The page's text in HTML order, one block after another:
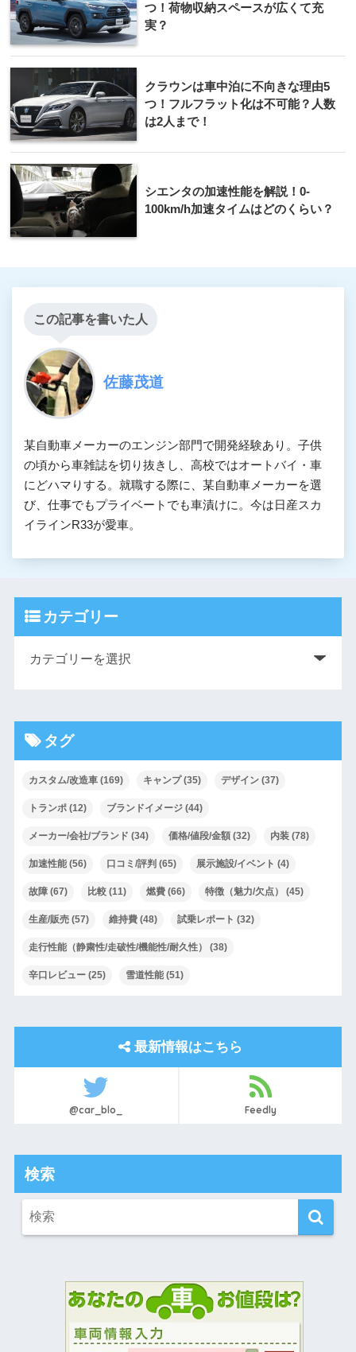
つ！荷物収納スペースが広くて充
実？
クラウンは車中泊に不向きな理由5
つ！フルフラット化は不可能？人数
は2人まで！
シエンタの加速性能を解説！0-
100km/h加速タイムはどのくらい？
この記事を書いた人
佐藤茂道
某自動車メーカーのエンジン部門で開発経験あり。子供
の頃から車雑誌を切り抜きし、高校ではオートバイ・車
にどハマりする。就職する際に、某自動車メーカーを選
び、仕事でもプライベートでも車漬けに。今は日産スカ
イラインR33が愛車。
カテゴリー
タグ
カスタム/改造車(169) キャンプ(35) デザイン(37)
トランポ(12) ブランドイメージ(44)
メーカー/会社/ブランド (34) 価格/値段/金額(32) 内装(78)
加速性能(56) 口コミ/評判 (65) 展示施設/イベント (4)
故障(67) 比較(11) 燃費(66) 特徴（魅力/欠点） (45)
生産/販売(57) 維持費(48) 試乗レポート (32)
走行性能（静粛性/走破性/機能性/耐久性） (38)
辛口レビュー(25) 雪道性能(51)
最新情報はこちら
@car_blo_ Feedly
検索